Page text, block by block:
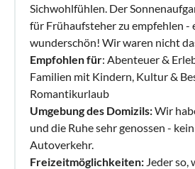
Sichwohlfühlen. Der
für Frühaufsteher zu empfehlen -
wunderschön! Wir waren nicht
Empfohlen für: Abenteuer &
Familien mit Kindern, Kultur &
Romantikurlaub
Umgebung des Domizils:Wir
und die Ruhe sehr genossen -
Autoverkehr.
Freizeitmöglichkeiten: Jeder so,